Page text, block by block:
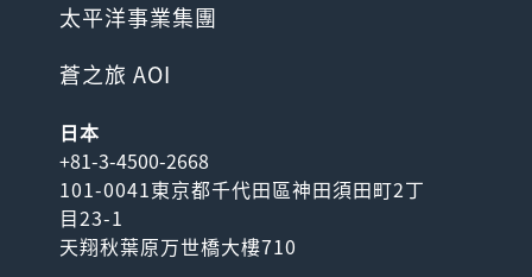
太平洋事業集團
蒼之旅 AOI
日本
+81-3-4500-2668
101-0041東京都千代田區神田須田町2丁
目23-1
天翔秋葉原万世橋大樓710